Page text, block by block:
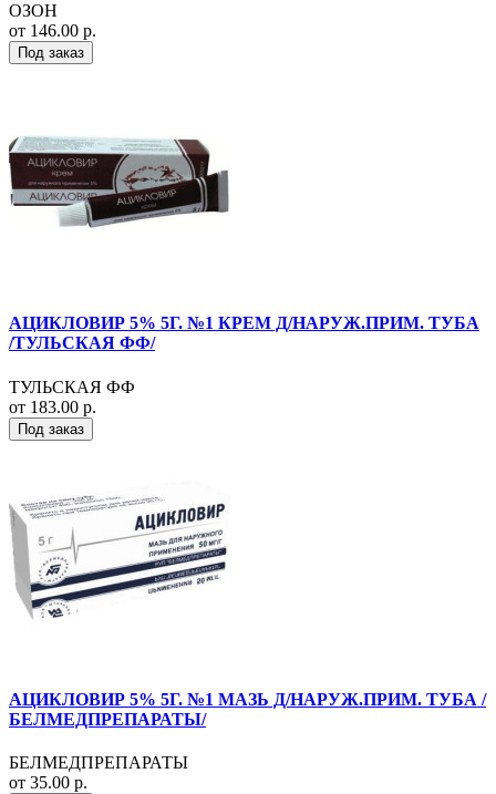
ОЗОН
от 146.00 р.
Под заказ
АЦИКЛОВИР 5% 5Г. №1 КРЕМ Д/НАРУЖ.ПРИМ. ТУБА
/ТУЛЬСКАЯ ФФ/
ТУЛЬСКАЯ ФФ
от 183.00 р.
Под заказ
АЦИКЛОВИР 5% 5Г. №1 МАЗЬ Д/НАРУЖ.ПРИМ. ТУБА /
БЕЛМЕДПРЕПАРАТЫ/
БЕЛМЕДПРЕПАРАТЫ
от 35.00 р.